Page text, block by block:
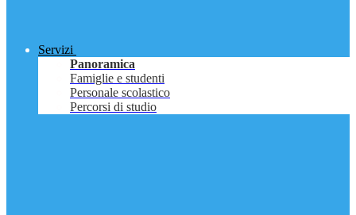
Servizi
Panoramica
Famiglie e studenti
Personale scolastico
Percorsi di studio